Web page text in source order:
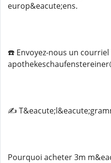
europ&eacute;ens.
☎️ Envoyez-nous un courriel
✍️
Pourquoi acheter 3m